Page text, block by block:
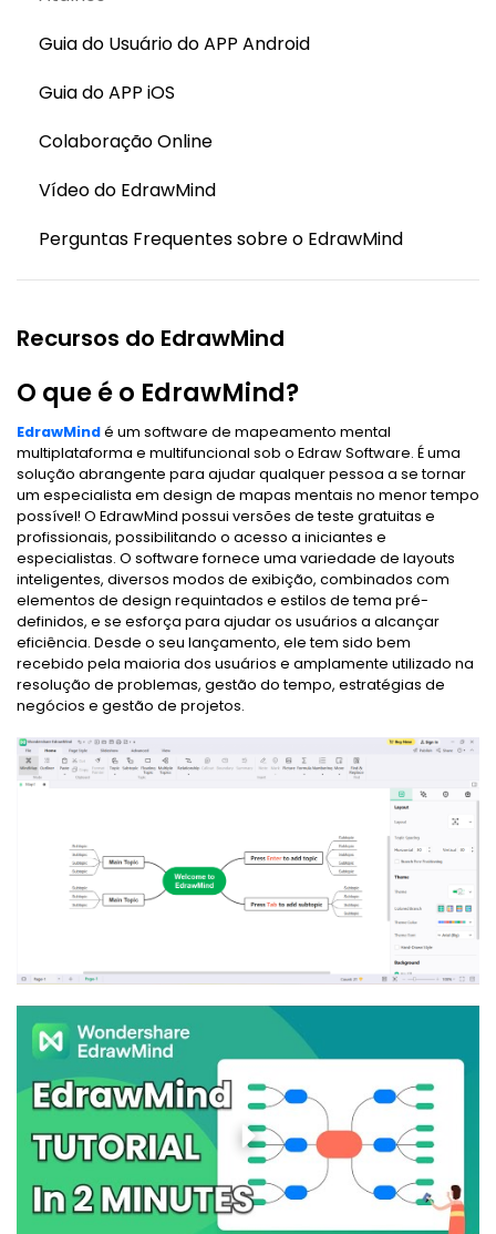
Guia do Usuário do APP Android
Guia do APP iOS
Colaboração Online
Vídeo do EdrawMind
Perguntas Frequentes sobre o EdrawMind
Recursos do EdrawMind
O que é o EdrawMind?
EdrawMindé um software de mapeamento mental
multiplataforma e multifuncional sob o Edraw Software. É uma
solução abrangente para ajudar qualquer pessoa a se tornar
um especialista em design de mapas mentais no menor tempo
possível! O EdrawMind possui versões de teste gratuitas e
profissionais, possibilitando o acesso a iniciantes e
especialistas. O software fornece uma variedade de layouts
inteligentes, diversos modos de exibição, combinados com
elementos de design requintados e estilos de tema pré-
definidos, e se esforça para ajudar os usuários a alcançar
eficiência. Desde o seu lançamento, ele tem sido bem
recebido pela maioria dos usuários e amplamente utilizado na
resolução de problemas, gestão do tempo, estratégias de
negócios e gestão de projetos.